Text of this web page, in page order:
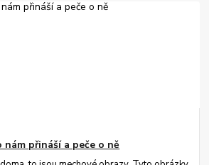
nám přináší a peče o ně